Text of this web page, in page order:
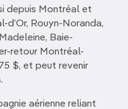
depuis Montréal et
Rouyn-Noranda,
Baie-
retour Montréal-
$, et peut revenir
aérienne reliant